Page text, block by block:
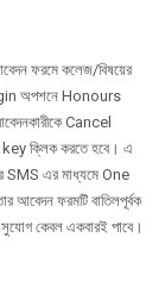
ফরমে কলেজ/বিষয়ের
অপশনে Honours
Cancel
ক্লিক করতে হবে। এ
SMS এর মাধ্যমে One
আবেদন ফরমটি বাতিলপূর্বক
কেবল একবারই পাবে।